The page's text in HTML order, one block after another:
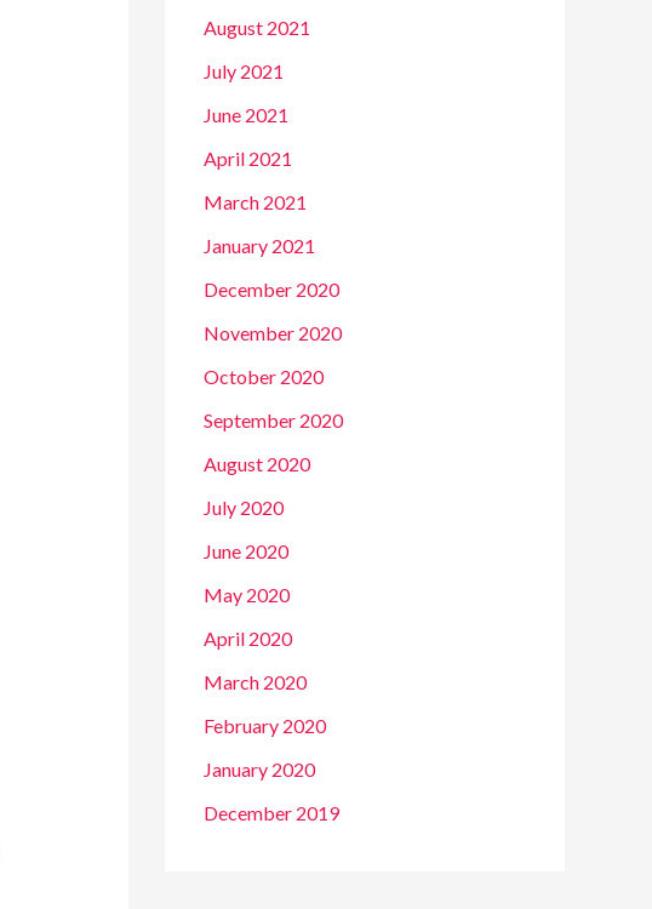
August 2021
July 2021
June 2021
April 2021
March 2021
January 2021
December 2020
November 2020
October 2020
September 2020
August 2020
July 2020
June 2020
May 2020
April 2020
March 2020
February 2020
January 2020
December 2019